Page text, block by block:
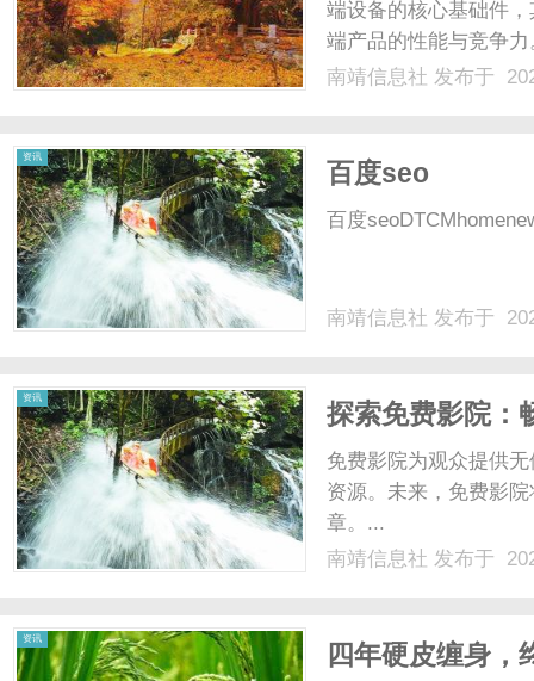
端设备的核心基础件
端产品的性能与竞争
械、自动化设备、精
南靖信息社 发布于
资讯
百度seo
百度
南靖信息社 发布于
资讯
探索免费影院：
免费影院为观众提供
资源。未来，免费影
章。...
南靖信息社 发布于
资讯
四年硬皮缠身，